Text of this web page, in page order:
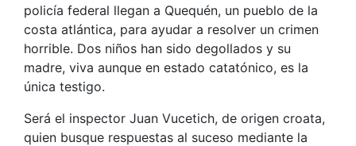
policía federal llegan a Quequén, un pueblo de la
costa atlántica, para ayudar a resolver un crimen
horrible. Dos niños han sido degollados y su
madre, viva aunque en estado catatónico, es la
única testigo.
Será el inspector Juan Vucetich, de origen croata,
quien busque respuestas al suceso mediante la